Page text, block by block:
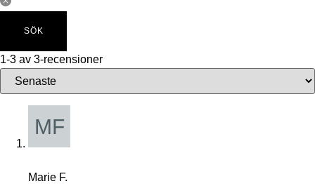
SÖK
1-3 av 3-recensioner
Marie F.